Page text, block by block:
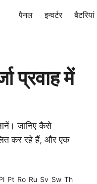
पैनल इन्वर्टर बैटरियां
प्रवाह में
जानिए कैसे
कर रहे हैं, और एक
Pt Ro Ru Sv Sw Th